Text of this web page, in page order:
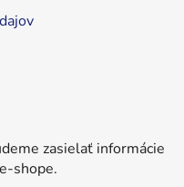
zasielať informácie
shope.